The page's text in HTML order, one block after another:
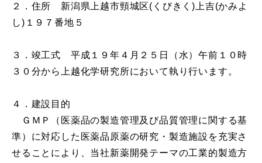
２．住所 新潟県上越市頸城区(くびきく)上吉(かみよ
し)１９７番地５
３．竣工式 平成１９年４月２５日（水）午前１０時
３０分から上越化学研究所において執り行います。
４．建設目的
ＧＭＰ（医薬品の製造管理及び品質管理に関する基
準）に対応した医薬品原薬の研究・製造施設を充実さ
せることにより、当社新薬開発テーマの工業的製造方